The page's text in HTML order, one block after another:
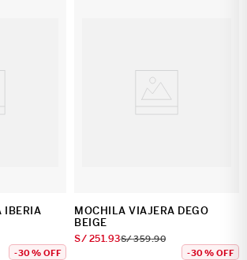
IBERIA
-30 % OFF
MOCHILA VIAJERA DEGO
BEIGE
S/ 251.93S/359.90
-30 % OFF